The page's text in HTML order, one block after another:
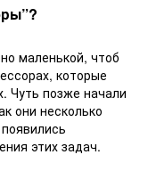
маленькой, чтоб
которые
Чуть позже начали
они несколько
этих задач.